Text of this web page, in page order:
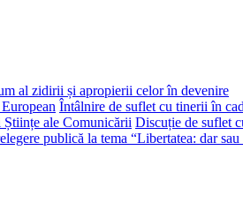
al zidirii și apropierii celor în devenire
Întâlnire de suflet cu tinerii în
Discuție de suflet
publică la tema “Libertatea: dar sau